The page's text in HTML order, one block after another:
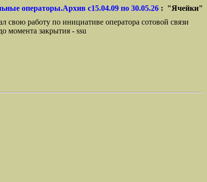
операторы.Архив с15.04.09 по 30.05.26 : "Ячейки"
работу по инициативе оператора сотовой связи
момента закрытия - ssu